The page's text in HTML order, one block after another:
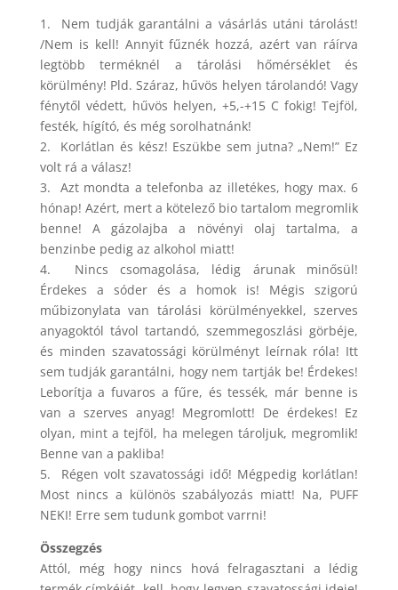
1. Nem tudják garantálni a vásárlás utáni tárolást!
/Nem is kell! Annyit fűznék hozzá, azért van ráírva
legtöbb terméknél a tárolási hőmérséklet és
körülmény! Pld. Száraz, hűvös helyen tárolandó! Vagy
fénytől védett, hűvös helyen, +5,-+15 C fokig! Tejföl,
festék, hígító, és még sorolhatnánk!
2. Korlátlan és kész! Eszükbe sem jutna? „Nem!” Ez
volt rá a válasz!
3. Azt mondta a telefonba az illetékes, hogy max. 6
hónap! Azért, mert a kötelező bio tartalom megromlik
benne! A gázolajba a növényi olaj tartalma, a
benzinbe pedig az alkohol miatt!
4. Nincs csomagolása, lédig árunak minősül!
Érdekes a sóder és a homok is! Mégis szigorú
műbizonylata van tárolási körülményekkel, szerves
anyagoktól távol tartandó, szemmegoszlási görbéje,
és minden szavatossági körülményt leírnak róla! Itt
sem tudják garantálni, hogy nem tartják be! Érdekes!
Leborítja a fuvaros a fűre, és tessék, már benne is
van a szerves anyag! Megromlott! De érdekes! Ez
olyan, mint a tejföl, ha melegen tároljuk, megromlik!
Benne van a pakliba!
5. Régen volt szavatossági idő! Mégpedig korlátlan!
Most nincs a különös szabályozás miatt! Na, PUFF
NEKI! Erre sem tudunk gombot varrni!
Összegzés
Attól, még hogy nincs hová felragasztani a lédig